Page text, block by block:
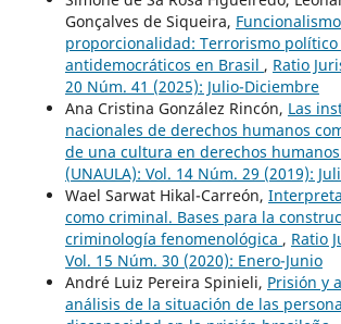
Gonçalves de Siqueira,
proporcionalidad: Terrorismo político
antidemocráticos en Brasil , Ratio
20 Núm. 41 (2025): Julio-Diciembre
Ana Cristina González Rincón, Las
nacionales de derechos humanos
de una cultura en derechos humanos
(UNAULA): Vol. 14 Núm. 29 (2019):
Wael Sarwat Hikal-Carreón,
como criminal. Bases para la
criminología fenomenológica , Ratio
Vol. 15 Núm. 30 (2020): Enero-Junio
André Luiz Pereira Spinieli, Prisión y
análisis de la situación de las